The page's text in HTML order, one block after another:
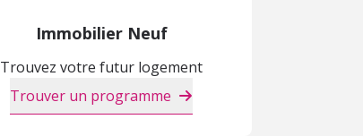
Immobilier Neuf
Trouvez votre futur logement
Trouver un programme